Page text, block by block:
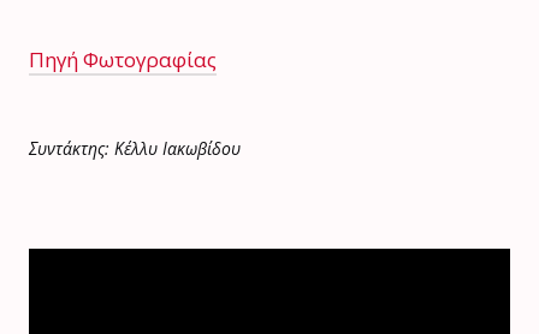
Πηγή Φωτογραφίας
Συντάκτης: Κέλλυ Ιακωβίδου